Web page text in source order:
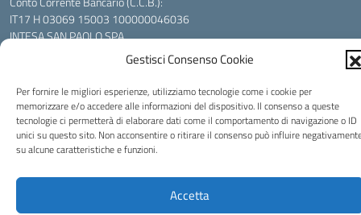
Gestisci Consenso Cookie
Per fornire le migliori esperienze, utilizziamo tecnologie come i cookie per
memorizzare e/o accedere alle informazioni del dispositivo. Il consenso a queste
tecnologie ci permetterà di elaborare dati come il comportamento di navigazione o ID
unici su questo sito. Non acconsentire o ritirare il consenso può influire
su alcune caratteristiche e funzioni.
Accetta
IT17 H 03069 15003 100000046036
INTESA SAN PAOLO SPA
CODICE TESORERIA: TU-421-0310110
IBAN: IT 84 E 01000 04306 TU0000017891
Idea e progetto di Designers Italia